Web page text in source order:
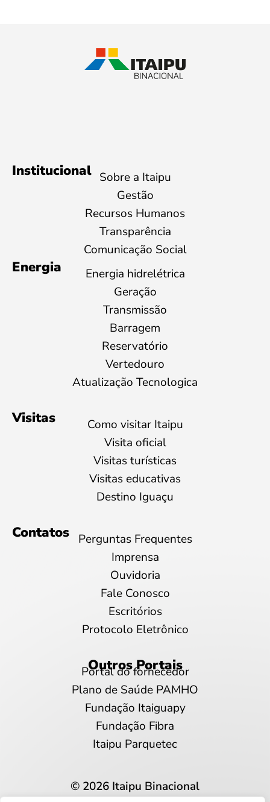
Institucional Sobre a Itaipu
Gestão
Recursos Humanos
Transparência
Comunicação Social
Energia
Energia hidrelétrica
Geração
Transmissão
Barragem
Reservatório
Vertedouro
Atualização Tecnologica
Visitas
Como visitar Itaipu
Visita oficial
Visitas turísticas
Visitas educativas
Destino Iguaçu
Contatos
Perguntas Frequentes
Imprensa
Ouvidoria
Fale Conosco
Escritórios
Protocolo Eletrônico
Outros Portais
Portal do fornecedor
Plano de Saúde PAMHO
Fundação Itaiguapy
Fundação Fibra
Itaipu Parquetec
© 2026 Itaipu Binacional